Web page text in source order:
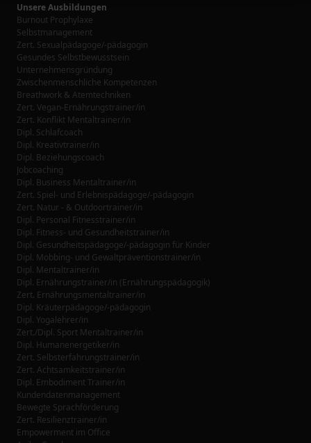
Unsere Ausbildungen
Burnout Prophylaxe
Selbstmanagement
Zert. Sexualpädagoge/-pädagogin
Gesundes Selbstbewusstsein
Unternehmensgründung
Zwischenmenschliche Kompetenzen
Breathwork & Atemtechniken
Zert. Vegan-Ernährungstrainer/in
Zert. Konflikt Mentaltrainer/in
Dipl. Schlafcoach
Dipl. Kreativtrainer/in
Dipl. Beziehungscoach
Jobcoaching
Dipl. Business Mentaltrainer/in
Zert. Spiel- und Erlebnispädagoge/-pädagogin
Zert. Natur - & Outdoortrainer/in
Dipl. Personal Fitnesstrainer/in
Dipl. Fitness- und Gesundheitstrainer/in
Dipl. Gesundheitspädagoge/-pädagogin für Kinder
Dipl. Mobbing- und Gewaltpräventionstrainer/in
Dipl. Mentaltrainer/in
Dipl. Ernährungstrainer/in (Ernährungspädagogik)
Zert. Ernährungsmentaltrainer/in
Dipl. Kräuterpädagoge/-pädagogin
Dipl. Yogalehrer/in
Zert./Dipl. Sport Mentaltrainer/in
Dipl. Humanenergetiker/in
Zert. Selbsterfahrungstrainer/in
Zert. Achtsamkeitstrainer/in
Dipl. Embodiment Trainer/in
Kundendatenmanagement
Bewegte Sprachförderung
Zert. Resilienztrainer/in
Empowerment im Office